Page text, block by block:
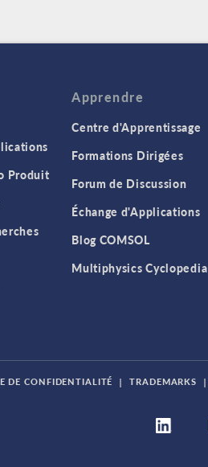
Produit
Apprendre
Centre d'Apprentissage
Formations Dirigées
Forum de Discussion
Échange d'Applications
Blog COMSOL
Multiphysics Cyclopedia
DE CONFIDENTIALITÉ | TRADEMARKS |